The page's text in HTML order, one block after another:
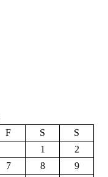
F S
S
1
2
7 8
9